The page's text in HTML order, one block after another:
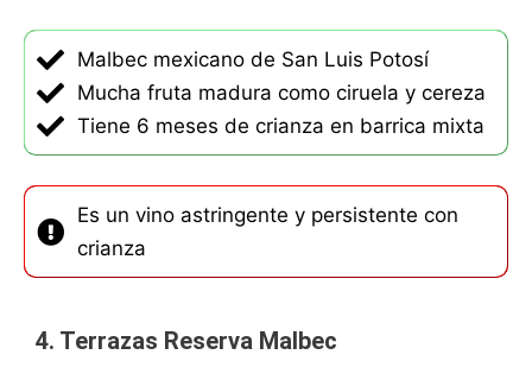
Malbec mexicano de San Luis Potosí
Mucha fruta madura como ciruela y cereza
Tiene 6 meses de crianza en barrica mixta
Es un vino astringente y persistente con
crianza
4. Terrazas Reserva Malbec